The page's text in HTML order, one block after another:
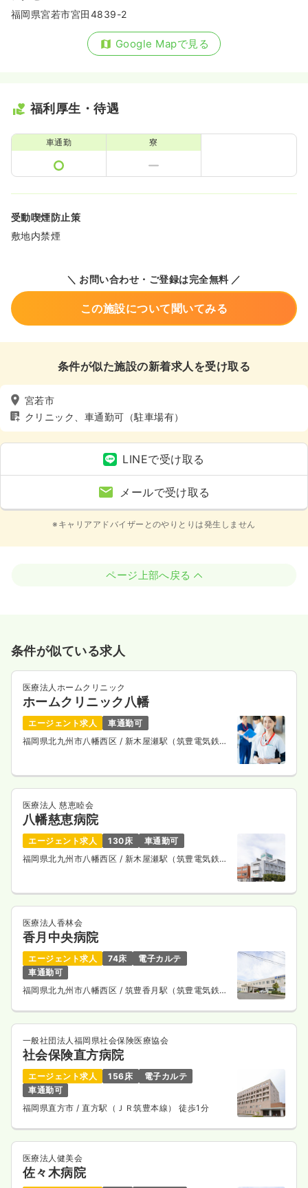
福岡県宮若市宮田4839-2
Google Mapで見る
福利厚生・待遇
車通勤 寮
受動喫煙防止策
敷地内禁煙
＼ お問い合わせ・ご登録は完全無料 ／
この施設について聞いてみる
条件が似た施設の新着求人を受け取る
宮若市
クリニック、車通勤可（駐車場有）
LINEで受け取る
メールで受け取る
※キャリアアドバイザーとのやりとりは発生しません
ページ上部へ戻る
条件が似ている求人
医療法人ホームクリニック
ホームクリニック八幡
エージェント求人
車通勤可
福岡県北九州市八幡西区 / 新木屋瀬駅（筑豊電気鉄
医療法人 慈恵睦会
八幡慈恵病院
エージェント求人 130床
車通勤可
福岡県北九州市八幡西区 / 新木屋瀬駅（筑豊電気鉄
医療法人香林会
香月中央病院
エージェント求人 74床
電子カルテ
車通勤可
福岡県北九州市八幡西区 / 筑豊香月駅（筑豊電気鉄
一般社団法人福岡県社会保険医療協会
社会保険直方病院
エージェント求人 156床
電子カルテ
車通勤可
福岡県直方市/ 直方駅（ＪＲ筑豊本線） 徒歩1分
医療法人健美会
佐々木病院